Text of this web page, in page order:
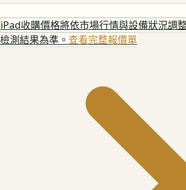
iPad收購價格將依市場行情與設備狀況調
檢測結果為準。 查看完整報價單